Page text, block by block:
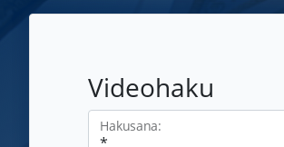
Videohaku
Hakusana: